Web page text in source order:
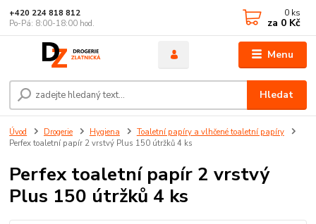
Menu
Hledat
+420 224 818 812
Po-Pá: 8:00-18:00 hod.
0 ks
za 0 Kč
Úvod Drogerie Hygiena
Toaletní papíry a vlhčené toaletní papíry
Perfex toaletní papír 2 vrstvý Plus 150 útržků 4 ks
Perfex toaletní papír 2 vrstvý
Plus 150 útržků 4 ks